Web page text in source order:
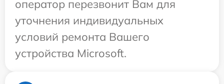
оператор перезвонит Вам для
уточнения индивидуальных
условий ремонта Вашего
устройства Microsoft.